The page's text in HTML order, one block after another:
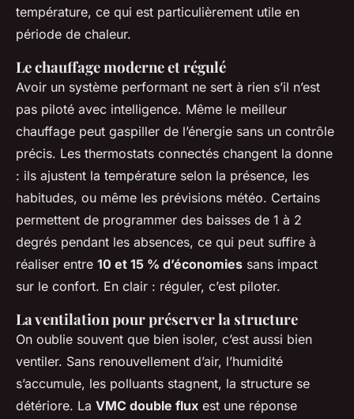
température, ce qui est particulièrement utile en
période de chaleur.
Le chauffage moderne et régulé
Avoir un système performant ne sert à rien s’il n’est
pas piloté avec intelligence. Même le meilleur
chauffage peut gaspiller de l’énergie sans un contrôle
précis. Les thermostats connectés changent la donne
: ils ajustent la température selon la présence, les
habitudes, ou même les prévisions météo. Certains
permettent de programmer des baisses de 1 à 2
degrés pendant les absences, ce qui peut suffire à
réaliser entre 10 et 15 % d’économies sans impact
sur le confort. En clair : réguler, c’est piloter.
La ventilation pour préserver la structure
On oublie souvent que bien isoler, c’est aussi bien
ventiler. Sans renouvellement d’air, l’humidité
s’accumule, les polluants stagnent, la structure se
détériore. La VMC double flux est une réponse